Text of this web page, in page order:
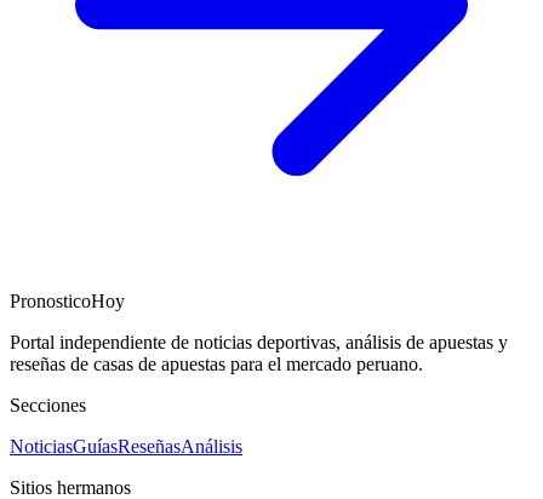
PronosticoHoy
Portal independiente de noticias deportivas, análisis de apuestas y
reseñas de casas de apuestas para el mercado peruano.
Secciones
NoticiasGuíasReseñasAnálisis
Sitios hermanos